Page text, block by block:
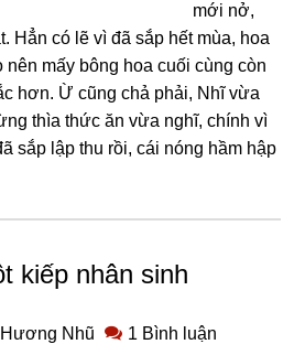
mới nở,
Hẳn có lẽ vì đã sắp hết mùa, hoa
nên mấy bông hoa cuối cùng còn
hơn. Ừ cũng chả phải, Nhĩ vừa
thìa thức ăn vừa nghĩ, chính vì
sắp lập thu rồi, cái nóng hầm hập
kiếp nhân sinh
Hương Nhũ 1 Bình luận